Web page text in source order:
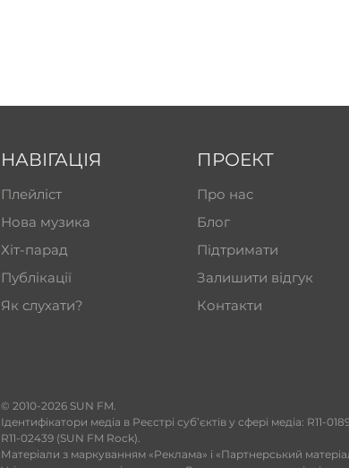
НАВІГАЦІЯ
Плейліст
Нова музика
Хіт-парад
Публікації
Як слухати?
ПРОЕКТ
Про нас
Блог
Підтримати
Залишити відгук
Контакти
​© 2010-2026 SUN FM.
Ідентифікатори медіа в Реєстрі суб’єктів у сфері медіа: R11-
R11-02439 (SUN FM Rock).
Матеріали з маркуванням «Реклама» і «Партнерський